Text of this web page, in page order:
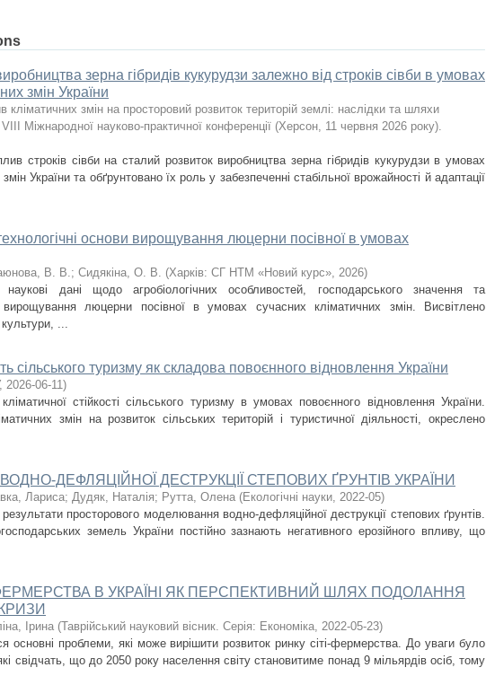
зерна гібридів кукурудзи залежно від строків сівби в умовах
змін України
кліматичних змін на просторовий розвиток територій землі: наслідки та шляхи
Міжнародної науково-практичної конференції (Херсон, 11 червня 2026 року).
строків сівби на сталий розвиток виробництва зерна гібридів кукурудзи в умовах
України та обґрунтовано їх роль у забезпеченні стабільної врожайності й адаптації
технологічні основи вирощування люцерни посівної в умовах
В. В.; Сидякіна, О. В. (Харків: СГ НТМ «Новий курс», 2026)
наукові дані щодо агробіологічних особливостей, господарського значення та
вирощування люцерни посівної в умовах сучасних кліматичних змін. Висвітлено
культури, ...
сільського туризму як складова повоєнного відновлення України
, 2026-06-11)
стійкості сільського туризму в умовах повоєнного відновлення України.
змін на розвиток сільських територій і туристичної діяльності, окреслено
ДЕФЛЯЦІЙНОЇ ДЕСТРУКЦІЇ СТЕПОВИХ ҐРУНТІВ УКРАЇНИ
Лариса; Дудяк, Наталія; Рутта, Олена (Екологічні науки, 2022-05)
результати просторового моделювання водно-дефляційної деструкції степових ґрунтів.
земель України постійно зазнають негативного ерозійного впливу, що
В УКРАЇНІ ЯК ПЕРСПЕКТИВНИЙ ШЛЯХ ПОДОЛАННЯ
Ірина (Таврійський науковий вісник. Серія: Економіка, 2022-05-23)
основні проблеми, які може вирішити розвиток ринку сіті-фермерства. До уваги було
свідчать, що до 2050 року населення світу становитиме понад 9 мільярдів осіб, тому